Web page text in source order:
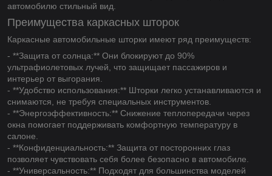
автомобилю стильный вид.
Преимущества каркасных шторок
Каркасные автомобильные шторки имеют ряд преимуществ:
- **Защита от солнца:** Они блокируют до 90%
ультрафиолетовых лучей, что защищает пассажиров и
интерьер от выгорания.
- **Удобство использования:** Шторки легко устанавливаются и
снимаются, не требуя специальных инструментов.
- **Энергоэффективность:** Снижение теплопередачи через
окна помогает поддерживать комфортную температуру в
салоне.
- **Конфиденциальность:** Защита от посторонних глаз
позволяет чувствовать себя более безопасно в автомобиле.
- **Универсальность:** Подходят для большинства моделей